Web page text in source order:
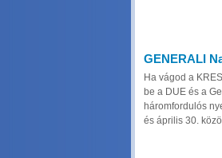
GENERALI
Ha vágod a
be a DUE és a
háromfordulós
és április 30.